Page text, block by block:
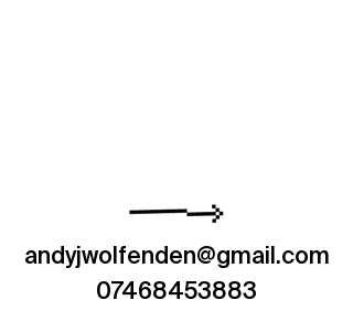
andyjwolfenden@gmail.com
07468453883